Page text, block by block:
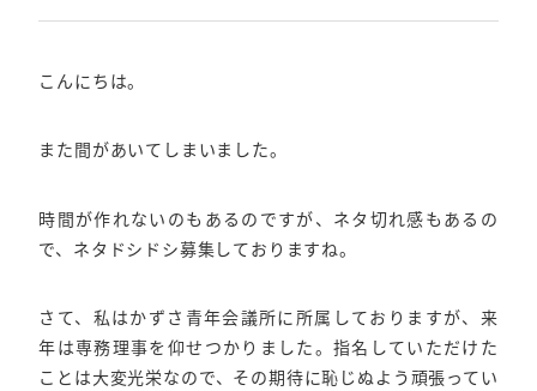
こんにちは。
また間があいてしまいました。
時間が作れないのもあるのですが、ネタ切れ感もあるの
で、ネタドシドシ募集しておりますね。
さて、私はかずさ青年会議所に所属しておりますが、来
年は専務理事を仰せつかりました。指名していただけた
ことは大変光栄なので、その期待に恥じぬよう頑張ってい